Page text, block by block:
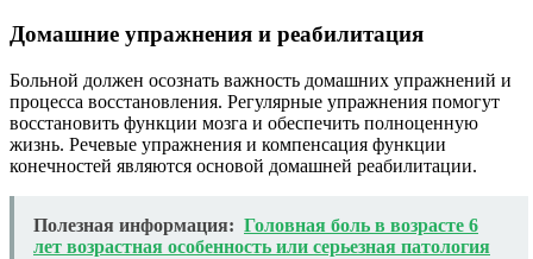
Домашние упражнения и реабилитация
Больной должен осознать важность домашних упражнений и
процесса восстановления. Регулярные упражнения помогут
восстановить функции мозга и обеспечить полноценную
жизнь. Речевые упражнения и компенсация функции
конечностей являются основой домашней реабилитации.
Полезная информация: Головная боль в возрасте 6
лет возрастная особенность или серьезная патология